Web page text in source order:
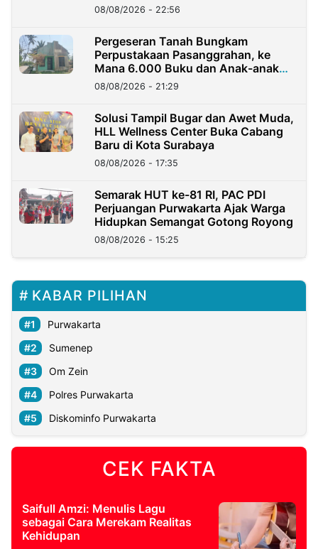
08/08/2026 - 22:56
Pergeseran Tanah Bungkam
Perpustakaan Pasanggrahan, ke
Mana 6.000 Buku dan Anak-anak
Kini?
08/08/2026 - 21:29
Solusi Tampil Bugar dan Awet Muda,
HLL Wellness Center Buka Cabang
Baru di Kota Surabaya
08/08/2026 - 17:35
Semarak HUT ke-81 RI, PAC PDI
Perjuangan Purwakarta Ajak Warga
Hidupkan Semangat Gotong Royong
08/08/2026 - 15:25
KABAR PILIHAN
Purwakarta
Sumenep
Om Zein
Polres Purwakarta
Diskominfo Purwakarta
CEK FAKTA
Saifull Amzi: Menulis Lagu
sebagai Cara Merekam Realitas
Kehidupan